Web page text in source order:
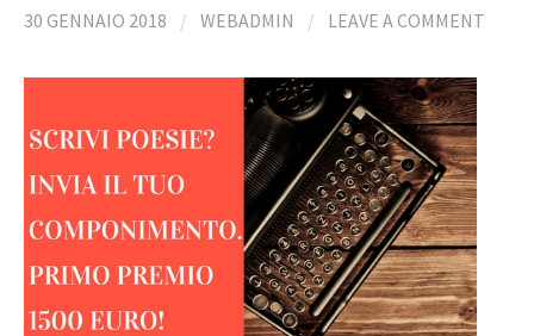
30 GENNAIO 2018 / WEBADMIN / LEAVE A COMMENT